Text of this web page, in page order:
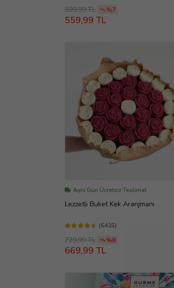
599,99 TL %7
559,99 TL
Aynı Gün Ücretsiz Teslimat
Lezzetli Buket Kek Aranjmanı
(6415)
729,99 TL %8
669,99 TL